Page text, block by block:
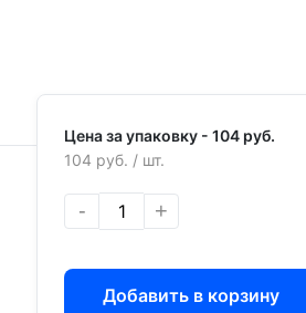
Цена за упаковку - 104 руб.
104 руб. / шт.
- +
Добавить в корзину